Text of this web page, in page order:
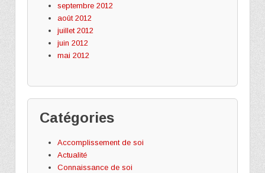
septembre 2012
août 2012
juillet 2012
juin 2012
mai 2012
Catégories
Accomplissement de soi
Actualité
Connaissance de soi